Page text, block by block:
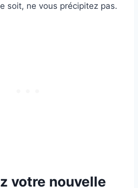
soit, ne vous précipitez pas.
votre nouvelle